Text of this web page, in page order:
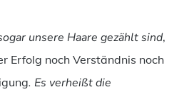
unsere Haare gezählt sind,
Erfolg noch Verständnis noch
. Es verheißt die